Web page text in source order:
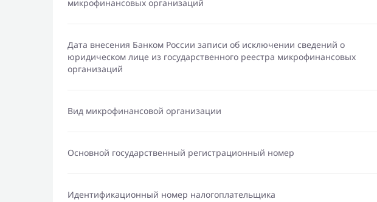
микрофинансовых организаций
Дата внесения Банком России записи об исключении сведений о
юридическом лице из государственного реестра микрофинансовых
организаций
Вид микрофинансовой организации
Основной государственный регистрационный номер
Идентификационный номер налогоплательщика